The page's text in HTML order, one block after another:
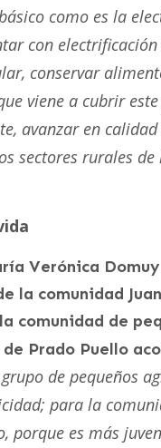
como es la
con
conservar
viene a cubrir
avanzar en calidad
sectores rurales de
Verónica
la comunidad
comunidad de
Prado Puello
de pequeños
para la
porque es más